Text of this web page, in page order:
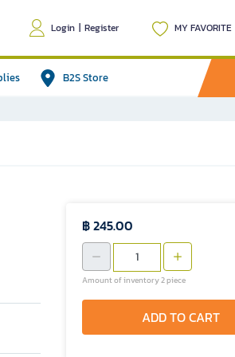
Login | Register MY FAVORITE
B2S Store
฿ 245.00
Amount of inventory 2 piece
ADD TO CART